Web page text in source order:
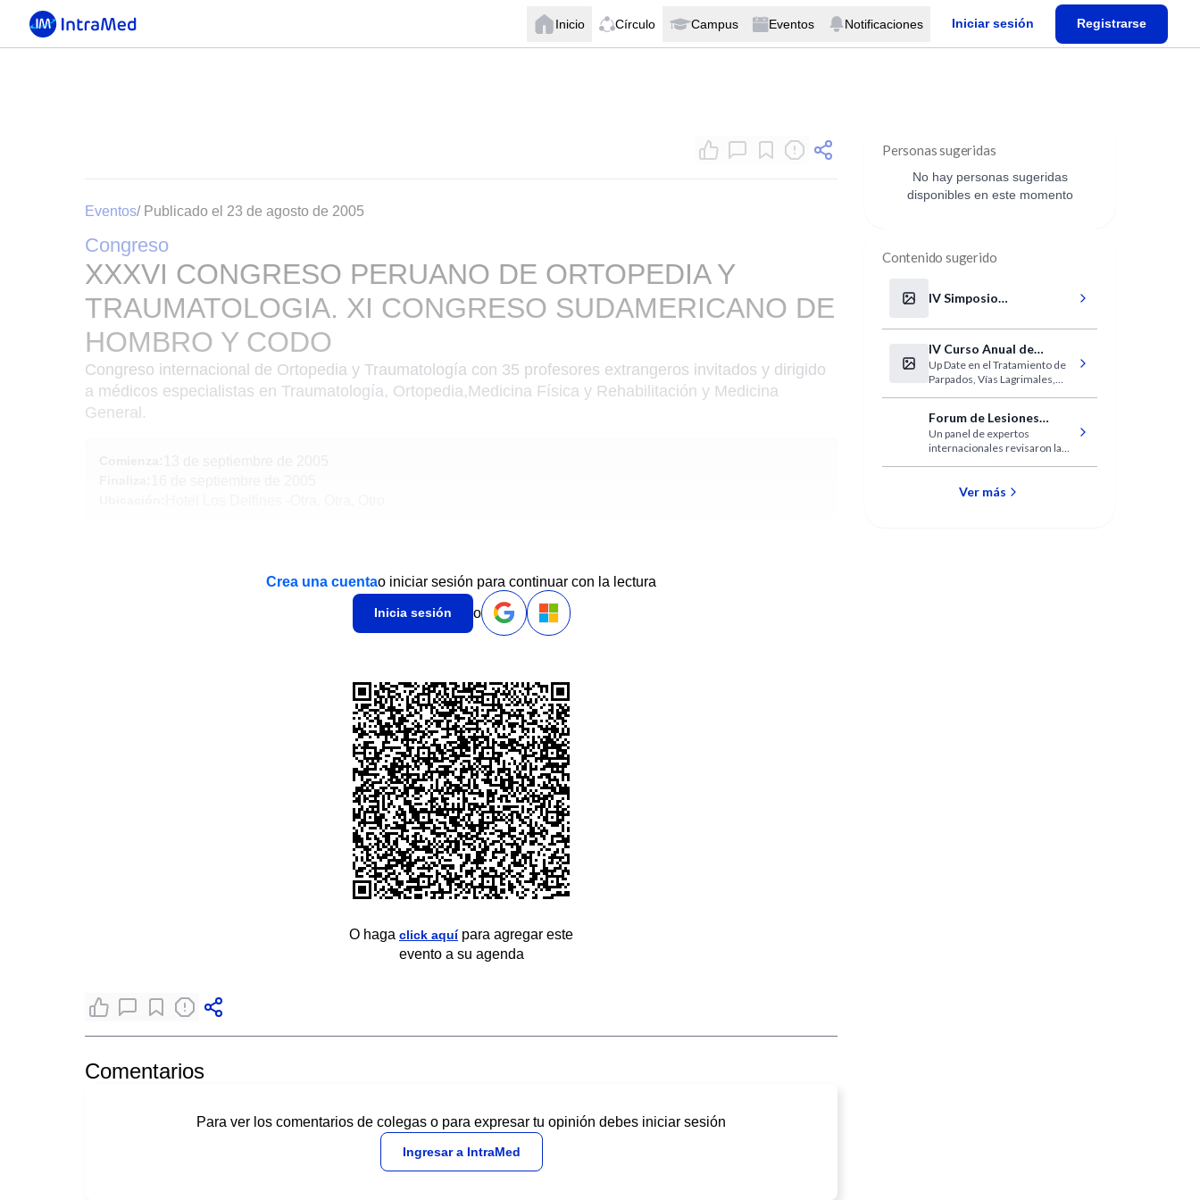
Inicio Círculo Campus Eventos Notificaciones Iniciar sesión Registrarse
Eventos/ Publicado el 23 de agosto de 2005
Congreso
XXXVI CONGRESO PERUANO DE ORTOPEDIA Y
TRAUMATOLOGIA. XI CONGRESO SUDAMERICANO DE
HOMBRO Y CODO
Congreso internacional de Ortopedia y Traumatología con 35 profesores extrangeros invitados y dirigido
a médicos especialistas en Traumatología, Ortopedia,Medicina Física y Rehabilitación y Medicina
General.
Crea una cuentao iniciar sesión para continuar con la lectura
Inicia sesión o
O haga click aquípara agregar este
evento a su agenda
Comentarios
Para ver los comentarios de colegas o para expresar tu opinión debes iniciar sesión
Ingresar a IntraMed
Personas sugeridas
No hay personas sugeridas
disponibles en este momento
Contenido sugerido
IV Simposio
Neonatología
IV Curso Anual de
Plástica Ocular y Ojo
Seco
Up Date en el Tratamiento de
Parpados, Vías Lagrimales,
Forum de Lesiones
Biliares
Un panel de expertos
internacionales revisaron la
Vía Biliar asociadas con la
Ver más